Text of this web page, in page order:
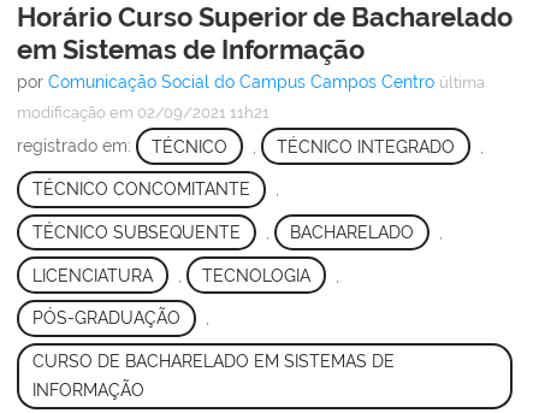
Horário Curso Superior de Bacharelado
em Sistemas de Informação
por Comunicação Social do Campus Campos Centro última
modificação em 02/09/2021 11h21
registrado em: TÉCNICO TÉCNICO INTEGRADO
TÉCNICO CONCOMITANTE ,
TÉCNICO SUBSEQUENTE BACHARELADO
LICENCIATURA TECNOLOGIA
PÓS-GRADUAÇÃO ,
CURSO DE BACHARELADO EM SISTEMAS DE
INFORMAÇÃO